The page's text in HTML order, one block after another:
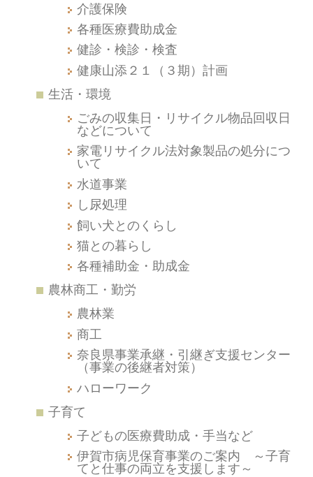
介護保険
各種医療費助成金
健診・検診・検査
健康山添２１（３期）計画
生活・環境
ごみの収集日・リサイクル物品回収日
などについて
家電リサイクル法対象製品の処分につ
いて
水道事業
し尿処理
飼い犬とのくらし
猫との暮らし
各種補助金・助成金
農林商工・勤労
農林業
商工
奈良県事業承継・引継ぎ支援センター
（事業の後継者対策）
ハローワーク
子育て
子どもの医療費助成・手当など
伊賀市病児保育事業のご案内 ～子育
てと仕事の両立を支援します～